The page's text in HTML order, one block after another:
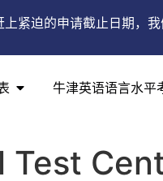
上紧迫的申请截止日期，
牛津英语语言水平
Test